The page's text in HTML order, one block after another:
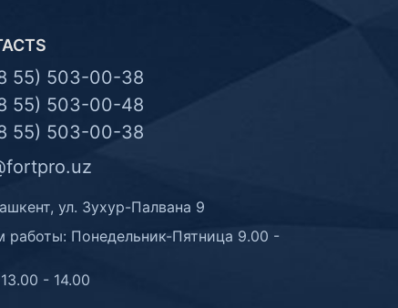
55) 503-00-38
55) 503-00-48
55) 503-00-38
ул. Зухур-Палвана 9
работы: Понедельник-Пятница 9.00 -
- 14.00